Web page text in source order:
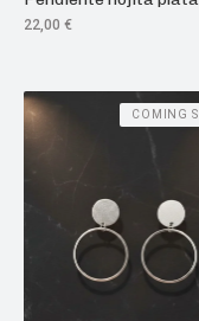
22,00 €
COMING